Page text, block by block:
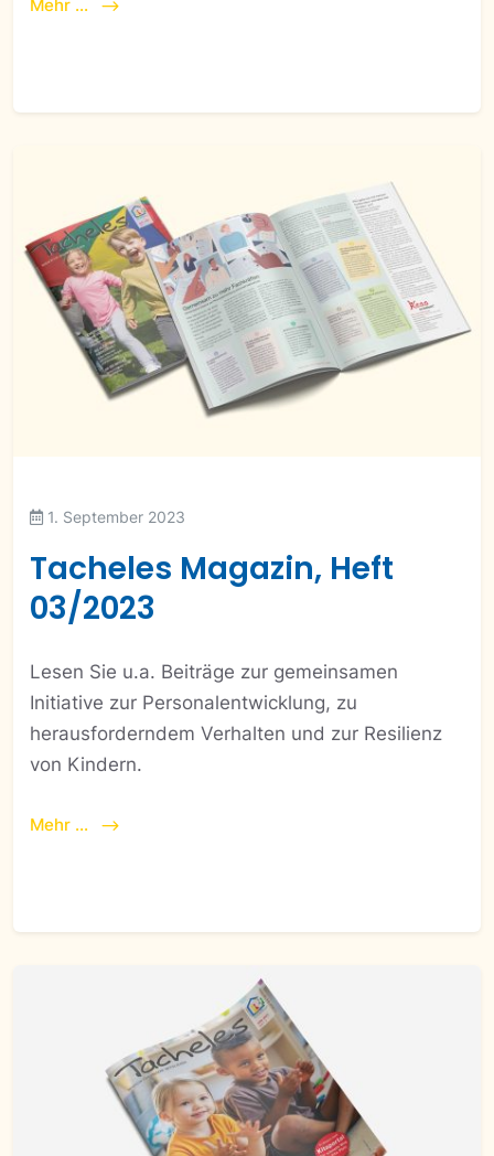
Mehr ...
1. September 2023
Tacheles Magazin, Heft
03/2023
Lesen Sie u.a. Beiträge zur gemeinsamen
Initiative zur Personalentwicklung, zu
herausforderndem Verhalten und zur Resilienz
von Kindern.
Mehr ...